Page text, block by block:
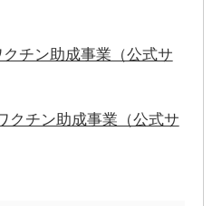
チン助成事業（公式サ
チン助成事業（公式サ